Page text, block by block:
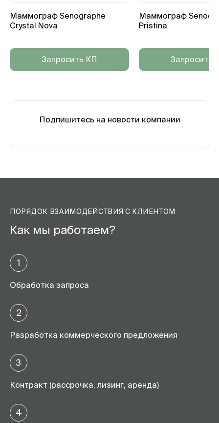
Маммограф Senographe
Crystal Nova
Запросить КП
Маммограф
Pristina
Запросить
Подпишитесь на новости компании
ПОРЯДОК ВЗАИМОДЕЙСТВИЯ С КЛИЕНТОМ
Как мы работаем?
1
Обработка запроса
2
Разработка коммерческого предложения
3
Контракт (рассрочка, лизинг, аренда)
4